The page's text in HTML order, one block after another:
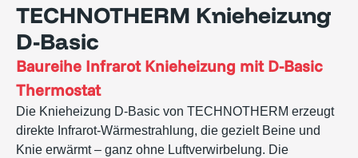
TECHNOTHERM Knieheizung
D-Basic
Baureihe Infrarot Knieheizung mit D-Basic
Thermostat
Die Knieheizung D-Basic von TECHNOTHERM erzeugt
direkte Infrarot-Wärmestrahlung, die gezielt Beine und
Knie erwärmt – ganz ohne Luftverwirbelung. Die